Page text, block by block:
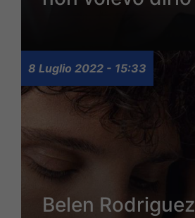
8 Luglio 2022 - 15:33
Belen Rodriguez